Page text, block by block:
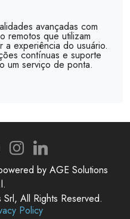
avançadas com
remotos que utilizam
a experiência do usuário.
contínuas e suporte
um serviço de ponta.
by AGE Solutions
All Rights Reserved.
Policy